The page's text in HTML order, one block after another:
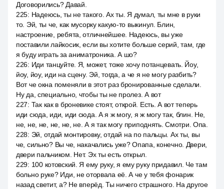
Договорились? Давай.
225: Надеюсь, ты не такого. Ах ты. Я думал, ты мне в руки
то. Эй, ты че, как мусорку какую-то выкинул. Блин,
настроение, ребята, отличнейшее. Надеюсь, вы уже
поставили лайкосик, если вы хотите больше серий, там, где
я буду играть за аниматроника. А шо?
226: Иди танцуйте. Я, может, тоже хочу потанцевать. Йоу,
йоу, йоу, иди на сцену. Эй, тогда, а че я не могу разбить?
Вот че окна поменяли в этот раз бронированные сделали.
Ну да, специально, чтобы ты не пролез. А вот
227: Так как в броневике стоят, открой. Есть. А вот теперь
иди сюда, иди, иди сюда. А я ж могу, я ж могу так, блин. Не,
не, не, не, не, не, не. А я так могу приподнять. Смотри. Опа.
228: Эй, отдай монтировку, отдай на по пальцы. Ах ты, вы
че, сильно? Вы че, накачались уже? Опапа, конечно. Двери,
двери пальчиком. Нет. Эх ты есть открыл.
229: 100 котовский. Я ему руку, я ему руку придавил. Че там
больно руке? Иди, не оторвала её. А че у тебя фонарик
назад светит, а? Не вперёд. Ты ничего страшного. На другое